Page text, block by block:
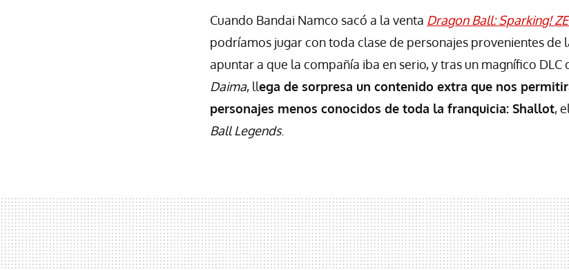
Cuando Bandai Namco sacó a la venta Dragon Ball: Sparking!
podríamos jugar con toda clase de personajes provenientes de
apuntar a que la compañía iba en serio, y tras un magnífico DLC
Daima, llega de sorpresa un contenido extra que nos
personajes menos conocidos de toda la franquicia: Shallot,
Ball Legends.